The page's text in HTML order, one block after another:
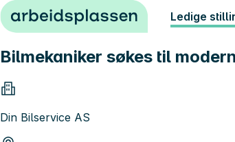
Hopp til innhold Ledige
Bilmekaniker søkes til
Din Bilservice AS